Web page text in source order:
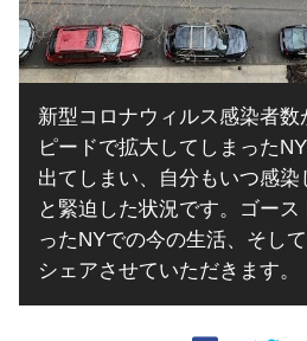
新型コロナウィルス感染者数
ピードで拡大してしまった
出てしまい、自分もいつ感
と緊迫した状況です。ゴース
ったNYでの今の生活、そし
シェアさせていただきます。